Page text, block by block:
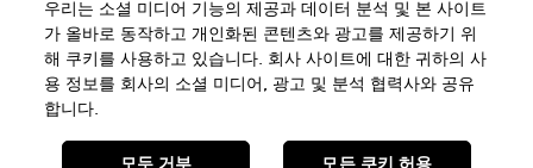
메이드 인 스위스
상호 : 스와치그룹코리아(주) | 대표 : STEPHEN DAMON DE LUCCHI
사업자등록번호: 220-81-01107
주소 : 서울특별시 서대문구
우리는 소셜 미디어 기능의 제공과 데이터 분석 및 본 사이트
가 올바로 동작하고 개인화된 콘텐츠와 광고를 제공하기 위
해 쿠키를 사용하고 있습니다. 회사 사이트에 대한 귀하의 사
용 정보를 회사의 소셜 미디어, 광고 및 분석 협력사와 공유
합니다.
모두 거부 모든 쿠키 허용